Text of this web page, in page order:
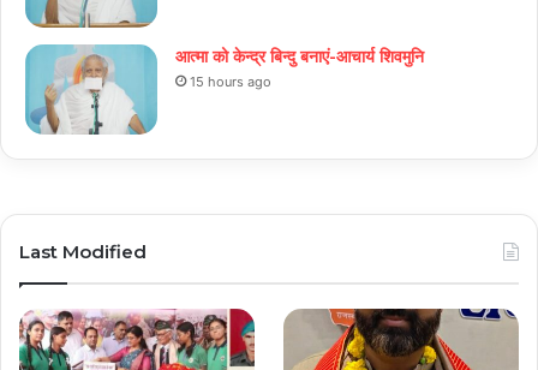
आत्मा को केन्द्र बिन्दु बनाएं-आचार्य शिवमुनि
15 hours ago
Last Modified